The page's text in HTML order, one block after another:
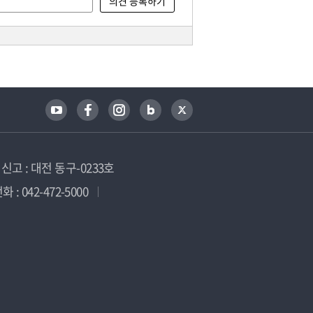
고 : 대전 동구-0233호
: 042-472-5000